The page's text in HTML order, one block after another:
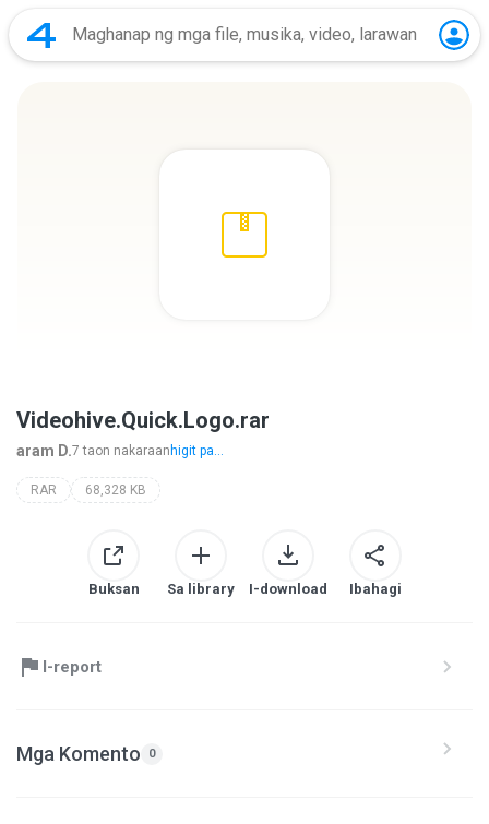
Videohive.Quick.Logo.rar
aram D.7 taon nakaraan higit pa...
RAR 68,328 KB
Buksan Sa library I-download Ibahagi
I-report
Mga Komento 0